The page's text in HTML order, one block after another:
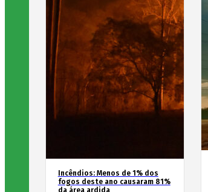
Incêndios: Menos de 1% dos
fogos deste ano causaram 81%